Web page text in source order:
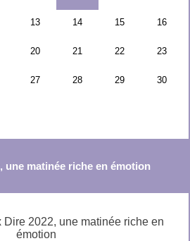
une matinée riche en émotion
Dire 2022, une matinée riche en
émotion